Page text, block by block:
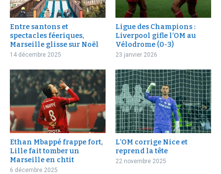
Entre santons et
spectacles féeriques,
Marseille glisse sur Noël
14 décembre 2025
Ligue des Champions :
Liverpool gifle l’OM au
Vélodrome (0-3)
23 janvier 2026
Ethan Mbappé frappe fort,
Lille fait tomber un
Marseille en chtit
6 décembre 2025
L’OM corrige Nice et
reprend la tête
22 novembre 2025